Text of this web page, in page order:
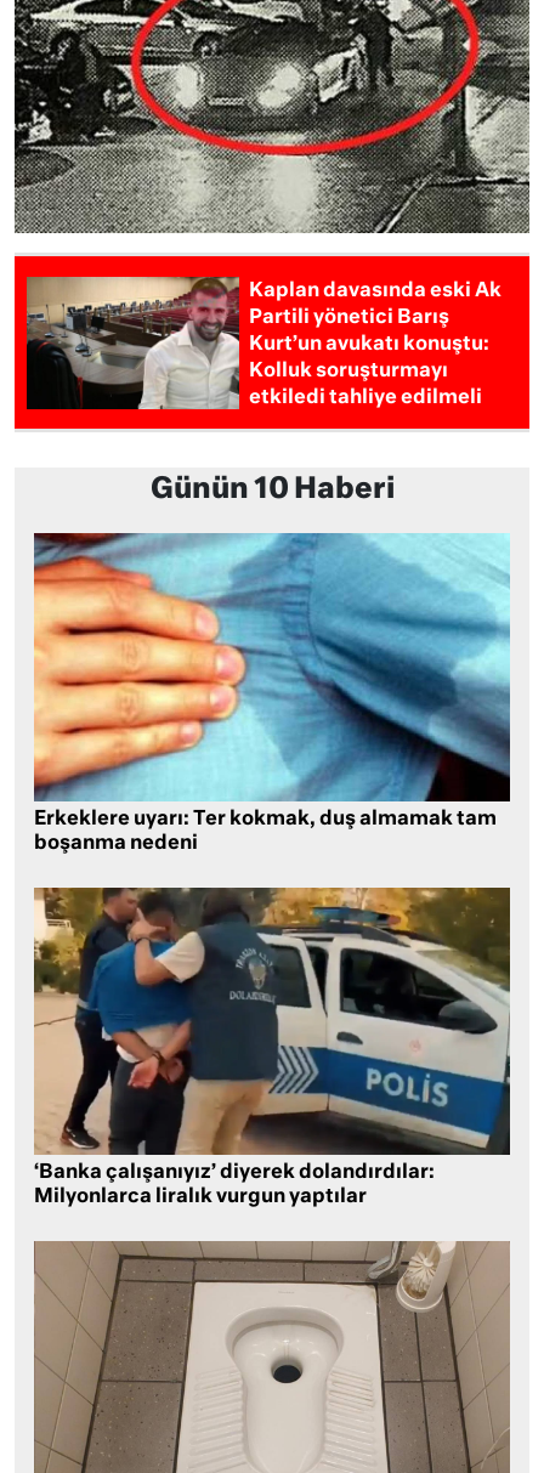
Kaplan davasında eski Ak
Partili yönetici Barış
Kurt’un avukatı konuştu:
Kolluk soruşturmayı
etkiledi tahliye edilmeli
Günün 10 Haberi
Erkeklere uyarı: Ter kokmak, duş almamak tam
boşanma nedeni
‘Banka çalışanıyız’ diyerek dolandırdılar:
Milyonlarca liralık vurgun yaptılar